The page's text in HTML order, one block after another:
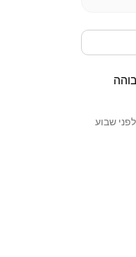
לפני שבוע